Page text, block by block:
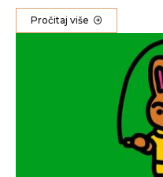
Pročitaj više